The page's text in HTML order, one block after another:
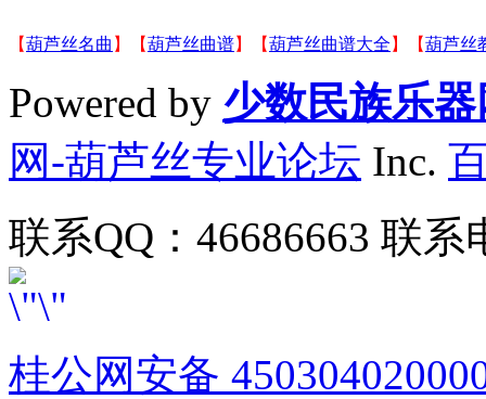
【葫芦丝名曲 】【葫芦丝曲谱】【葫芦丝曲谱大全 】【葫芦丝
Powered by 少数民族乐器
网-葫芦丝专业论坛 Inc.
联系QQ：46686663 联
桂公网安备